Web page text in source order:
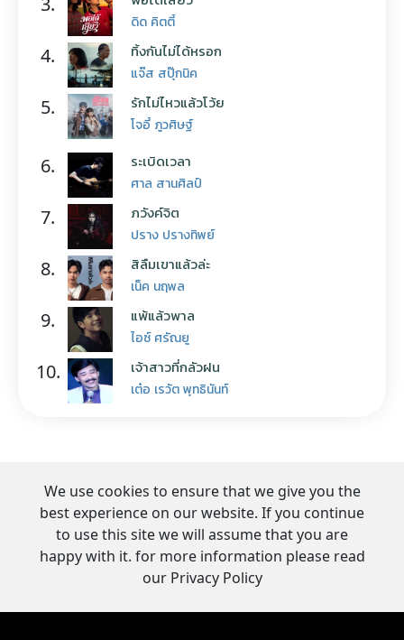
ดิด คิตตี้
4. ทิ้งกันไม่ได้หรอก
แจ๊ส สปุ๊กนิค
5. รักไม่ไหวแล้วโว้ย
โจอี้ ภูวศิษฐ์
6. ระเบิดเวลา
ศาล สานศิลป์
7. ภวังค์จิต
ปราง ปรางทิพย์
8. สิลืมเขาแล้วล่ะ
เน็ค นฤพล
9. แพ้แล้วพาล
ไอซ์ ศรัณยู
10. เจ้าสาวที่กลัวฝน
เต๋อ เรวัต พุทธินันท์
We use cookies to ensure that we give you the
best experience on our website. If you continue
to use this site we will assume that you are
happy with it. for more information please read
our Privacy Policy